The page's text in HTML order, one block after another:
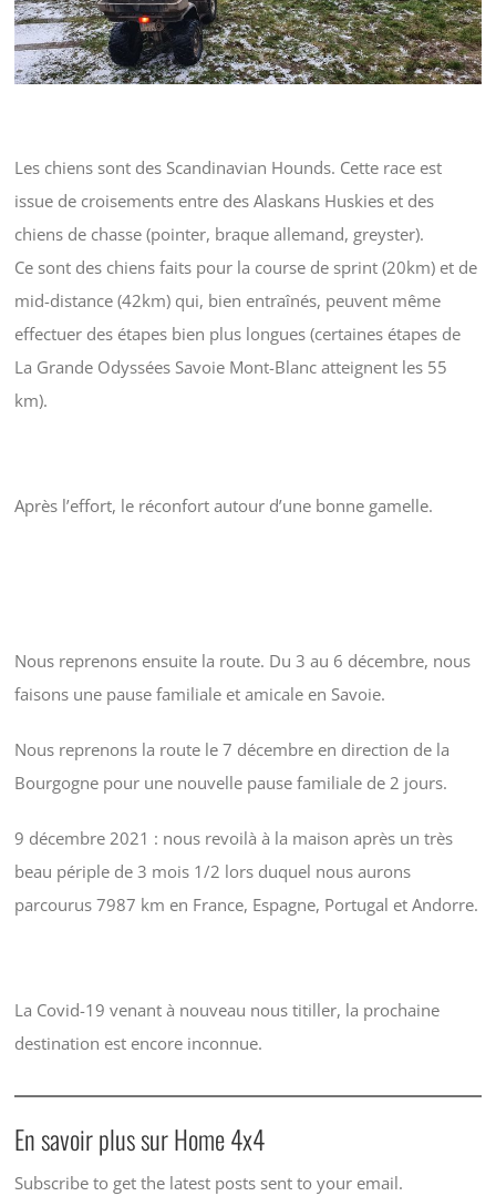
Les chiens sont des Scandinavian Hounds. Cette race est
issue de croisements entre des Alaskans Huskies et des
chiens de chasse (pointer, braque allemand, greyster).
Ce sont des chiens faits pour la course de sprint (20km) et de
mid-distance (42km) qui, bien entraînés, peuvent même
effectuer des étapes bien plus longues (certaines étapes de
La Grande Odyssées Savoie Mont-Blanc atteignent les 55
km).
Après l’effort, le réconfort autour d’une bonne gamelle.
Nous reprenons ensuite la route. Du 3 au 6 décembre, nous
faisons une pause familiale et amicale en Savoie.
Nous reprenons la route le 7 décembre en direction de la
Bourgogne pour une nouvelle pause familiale de 2 jours.
9 décembre 2021 : nous revoilà à la maison après un très
beau périple de 3 mois 1/2 lors duquel nous aurons
parcourus 7987 km en France, Espagne, Portugal et Andorre.
La Covid-19 venant à nouveau nous titiller, la prochaine
destination est encore inconnue.
En savoir plus sur Home 4x4
Subscribe to get the latest posts sent to your email.